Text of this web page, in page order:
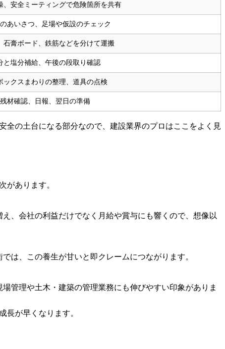
、安全ミーティングで危険箇所を共有
あいさつ、足場や仮設のチェック
石膏ボード、鉄筋などを分けて運搬
と塩分補給、午後の段取り確認
ックスまわりの整理、道具の点検
残材確認、日報、翌日の準備
全の土台になる部分なので、建設業界のプロはここをよく見
があります。
、会社の利益だけでなく月給や賞与にも響くので、想像以
は、この養生が甘いと即クレームにつながります。
管理や土木・建築の管理業務にも伸びやすい印象がありま
長が早くなります。